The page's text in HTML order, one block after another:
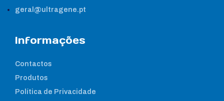
geral@ultragene.pt
Informações
Contactos
Produtos
Política de Privacidade